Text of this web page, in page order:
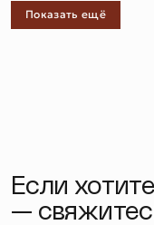
Показать ещё
Если
—